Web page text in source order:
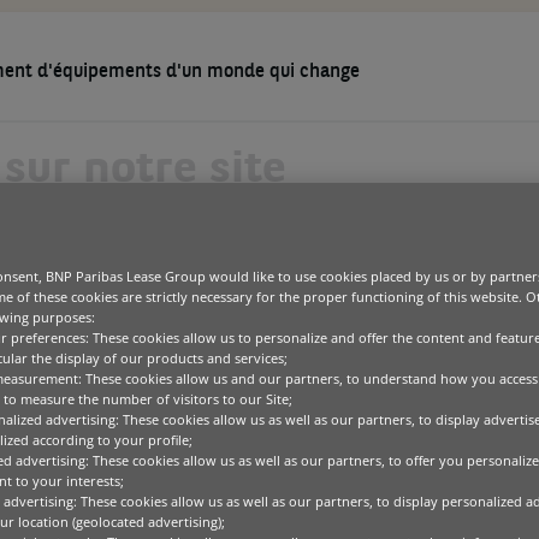
d'équipements d'un monde qui change
Bureautique
IT & télécommunications
Médical
Technologies spécialisées
Options de financement d’équipements
Gestion de flotte et d’actifs
2026
Blogs
Cas clients
Études et recheches
Notre raison d’être
Le comité de Direction
Développement durable
Media center
Les pôles opérationnels
Banking & Services
La finance durable
: ECARTS
ENTRE LES
à assurer une répartition équilibrée de chaque sexe parmi
dans l’entreprise.
BNP Paribas Lease Group would like to use cookies placed by us or by
of these cookies are strictly necessary for the proper functioning of this website.
purposes:
preferences: These cookies allow us to personalize and offer the content and
the display of our products and services;
These cookies allow us and our partners, to understand how you
to measure the number of visitors to our Site;
advertising: These cookies allow us as well as our partners, to display
according to your profile;
advertising: These cookies allow us as well as our partners, to offer you
to your interests;
advertising: These cookies allow us as well as our partners, to display personalized
location (geolocated advertising);